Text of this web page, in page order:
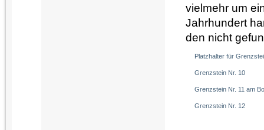
vielmehr um
Jahrhundert
den nicht
Platzhalter für
Grenzstein Nr. 10
Grenzstein Nr. 11 am
Grenzstein Nr. 12